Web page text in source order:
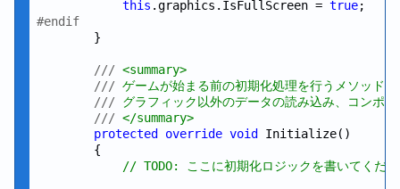
this .graphics.IsFullScreen = true
#endif
        }
/// <summary>
/// ゲームが始まる前の初期化処理を行うメソッド
/// グラフィック以外のデータの読み込み、コンポ
/// </summary>
protected
override void
Initialize()
        {
// TODO: ここに初期化ロジックを書いてくだ